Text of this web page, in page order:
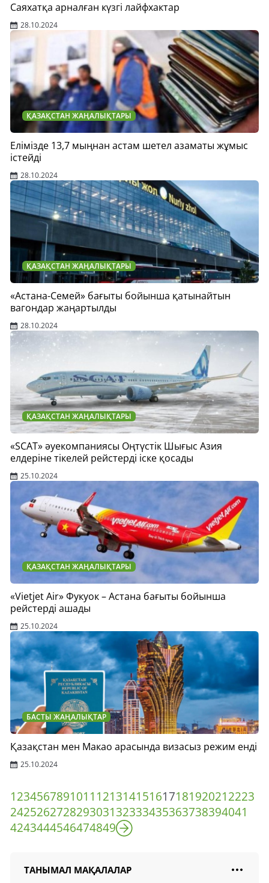
Саяхатқа арналған күзгі лайфхактар
28.10.2024
ҚАЗАҚСТАН ЖАҢАЛЫҚТАРЫ
Елімізде 13,7 мыңнан астам шетел азаматы жұмыс
істейді
28.10.2024
ҚАЗАҚСТАН ЖАҢАЛЫҚТАРЫ
«Астана-Семей» бағыты бойынша қатынайтын
вагондар жаңартылды
28.10.2024
ҚАЗАҚСТАН ЖАҢАЛЫҚТАРЫ
«SCAT» әуекомпаниясы Оңтүстік Шығыс Азия
елдеріне тікелей рейстерді іске қосады
25.10.2024
ҚАЗАҚСТАН ЖАҢАЛЫҚТАРЫ
«Vietjet Air» Фукуок – Астана бағыты бойынша
рейстерді ашады
25.10.2024
БАСТЫ ЖАҢАЛЫҚТАР
Қазақстан мен Макао арасында визасыз режим енді
25.10.2024
1234567891011 121314151617181920212223
242526272829303132333435363738394041
4243444546474849
ТАНЫМАЛ МАҚАЛАЛАР